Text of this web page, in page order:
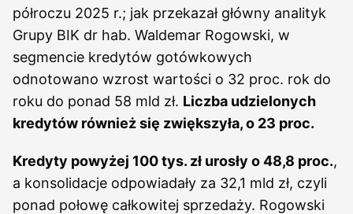
półroczu 2025 r.; jak przekazał główny analityk
Grupy BIK dr hab. Waldemar Rogowski, w
segmencie kredytów gotówkowych
odnotowano wzrost wartości o 32 proc. rok do
roku do ponad 58 mld zł. Liczba udzielonych
kredytów również się zwiększyła, o 23 proc.
Kredyty powyżej 100 tys. zł urosły o 48,8 proc.,
a konsolidacje odpowiadały za 32,1 mld zł, czyli
ponad połowę całkowitej sprzedaży. Rogowski